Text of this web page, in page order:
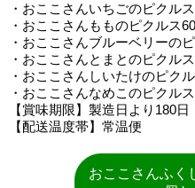
・おここさんいちごのピクル
・おここさんもものピクルス
・おここさんブルーベリーの
・おここさんとまとのピクル
・おここさんしいたけのピク
・おここさんなめこのピクル
【賞味期限】製造日より180日
【配送温度帯】常温便
おここさんふく